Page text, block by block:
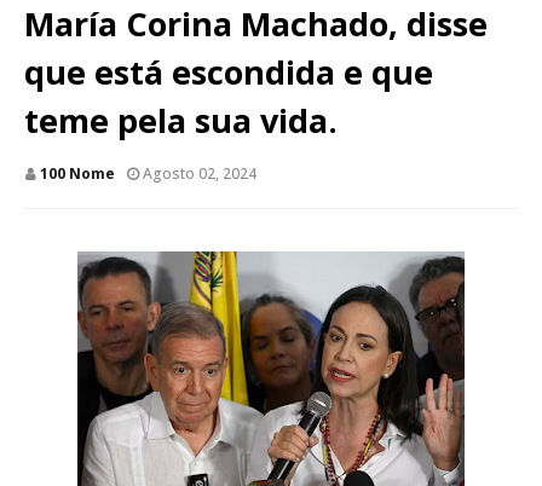
María Corina Machado, disse
que está escondida e que
teme pela sua vida.
100 Nome Agosto 02, 2024